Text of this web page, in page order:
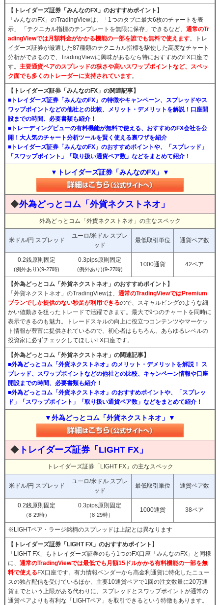
【トレイダーズ証券「みんなのFX」のおすすめポイント】
「みんなのFX」のTradingViewは、「1つのタブに最大6枚のチャートを表
示」 「テクニカル指標のテンプレートを無限に保存」できるなど、 通常のTr
adingViewでは月額料金がかかる機能の一部を誰でも無料で使えます。トレ
イダーズ証券が厳選した87種類のテクニカル指標を駆使した高度なチャート
分析ができるので、TradingViewに興味があるなら特におすすめのFX口座で
す。 主要通貨ペアのスプレッドの狭さや高いスワップポイントなど、スペッ
ク面でも多くのトレーダーに支持されています。
【トレイダーズ証券「みんなのFX」の関連記事】
■トレイダーズ証券「みんなのFX」の特徴やキャンペーン、スプレッドやス
ワップポイントなどの他社との比較、メリット・デメリットを解説！口座開
設までの時間、必要書類も紹介！
■トレーディングビューの有料機能が無料で使える、おすすめのFX会社を公
開！大人気のチャート分析ツールを賢く使える裏ワザを紹介
■トレイダーズ証券「みんなのFX」のおすすめポイントや、「スプレッド」
「スワップポイント」「取り扱い通貨ペア数」などをまとめて紹介！
▼トレイダーズ証券「みんなのFX」▼
◆外為どっとコム「外貨ネクストネオ」
外為どっとコム「外貨ネクストネオ」の主なスペック
米ドル/円 スプレッド
ユーロ/米ドル スプレ
ッド
最低取引単位 通貨ペア数
0.2銭原則固定
(例外あり)(9-27時)
0.3pips原則固定
(例外あり)(9-27時)
1000通貨 42ペア
【外為どっとコム「外貨ネクストネオ」のおすすめポイント】
「外貨ネクストネオ」のTradingViewは、 通常のTradingViewではPremium
プランでしか提供のない秒足が利用できるので、スキャルピングのような細
かい値動きを狙ったトレードで活躍できます。最大で9つのチャートを同時に
表示できるのも魅力。トレードスキルの向上に役立つコンテンツやマーケッ
ト情報が豊富に提供されているので、初心者はもちろん、あらゆるレベルの
投資家に必ずチェックしてほしいFX口座です。
【外為どっとコム「外貨ネクストネオ」の関連記事】
■外為どっとコム「外貨ネクストネオ」のメリット・デメリットを解説！ ス
プレッド、スワップポイントなどの他社との比較、キャンペーン情報や口座
開設までの時間、必要書類も紹介！
■外為どっとコム「外貨ネクストネオ」のおすすめポイントや、「スプレッ
ド」「スワップポイント」「取り扱い通貨ペア数」などをまとめて紹介！
▼外為どっとコム「外貨ネクストネオ」▼
◆ トレイダーズ証券「LIGHT FX」
トレイダーズ証券「LIGHT FX」の主なスペック
米ドル/円 スプレッド
ユーロ/米ドル スプレ
ッド
最低取引単位 通貨ペア数
0.2銭原則固定
（8-29時）
0.3pips原則固定
（8-29時）
1000通貨 38ペア
※LIGHTペア・ラージ銘柄のスプレッドは上記とは異なります
【トレイダーズ証券「LIGHT FX」のおすすめポイント】
「LIGHT FX」もトレイダーズ証券のもう1つのFX口座「みんなのFX」と同様
に、 通常のTradingViewでは最低でも月額15ドルかかる有料機能の一部を無
料で使える FX口座です。有力情報ベンダーから高金利通貨に特化したニュー
スの独占配信を受けているほか、主要10通貨ペアで1回の注文数量に20万通
貨までという上限がある代わりに、スプレッドとスワップポイントが通常の
通貨ペアよりも有利な「LIGHTペア」を取引できるという特徴もあります。